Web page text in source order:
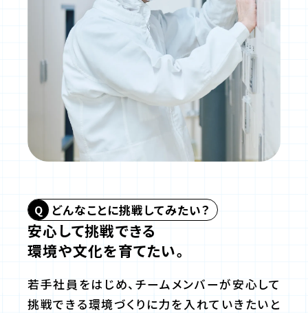
どんなことに挑戦してみたい？
安心して挑戦できる
環境や文化を育てたい。
若手社員をはじめ、チームメンバーが安心して
挑戦できる環境づくりに力を入れていきたいと